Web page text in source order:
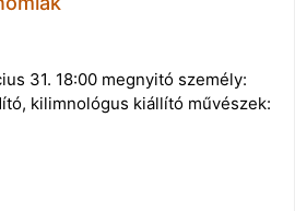
31. 18:00 megnyitó személy:
kilimnológus kiállító művészek: